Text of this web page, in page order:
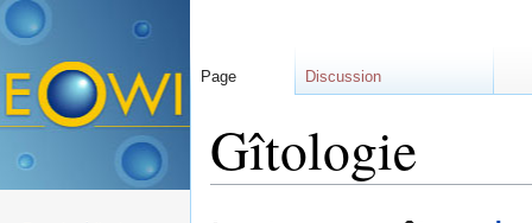
Gîtologie
Page Discussion